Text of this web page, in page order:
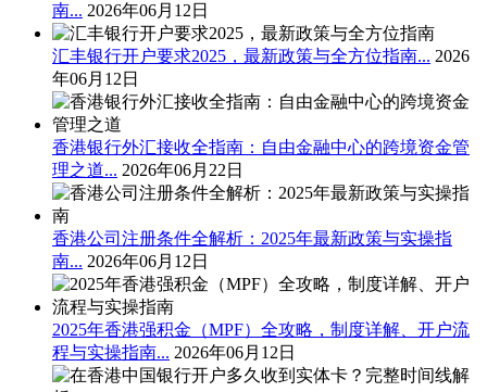
南... 2026年06月12日
汇丰银行开户要求2025，最新政策与全方位指南... 2026
年06月12日
香港银行外汇接收全指南：自由金融中心的跨境资金管
理之道... 2026年06月22日
香港公司注册条件全解析：2025年最新政策与实操指
南... 2026年06月12日
2025年香港强积金（MPF）全攻略，制度详解、开户流
程与实操指南... 2026年06月12日